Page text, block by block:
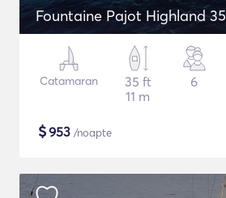
Fountaine Pajot Highland 35
Catamaran
35 ft
11 m
6
$953 /noapte